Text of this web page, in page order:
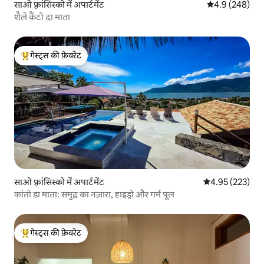
साओ फ़्रांसिस्को में अपार्टमेंट औसत रेटिंग 5 में
4.9 (248)
शैले कैंटो दा माता
गेस्ट्स का टॉप फ़ेवरेट
गेस्ट्स की फ़ेवरेट
साओ फ़्रांसिस्को में अपार्टमेंट औसत रेटिंग 5 में से
4.95 (223)
कांतो डा माता: समुद्र का नज़ारा, हाइड्रो और गर्म पूल
गेस्ट्स का टॉप फ़ेवरेट
गेस्ट्स की फ़ेवरेट